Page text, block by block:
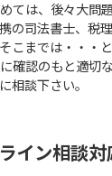
ては、後々大問
の司法書士、税
こまでは・・・
確認のもと適切
相談下さい。
イン相談対